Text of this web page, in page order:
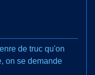
de truc qu'on
on se demande